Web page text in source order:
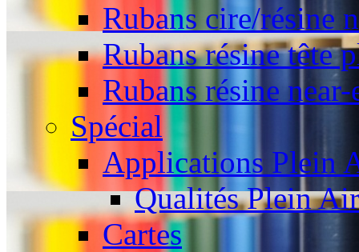
Rubans cire/résine
Rubans résine tête
Rubans résine near-
Spécial
Applications Plein
Qualités Plein Air
Cartes